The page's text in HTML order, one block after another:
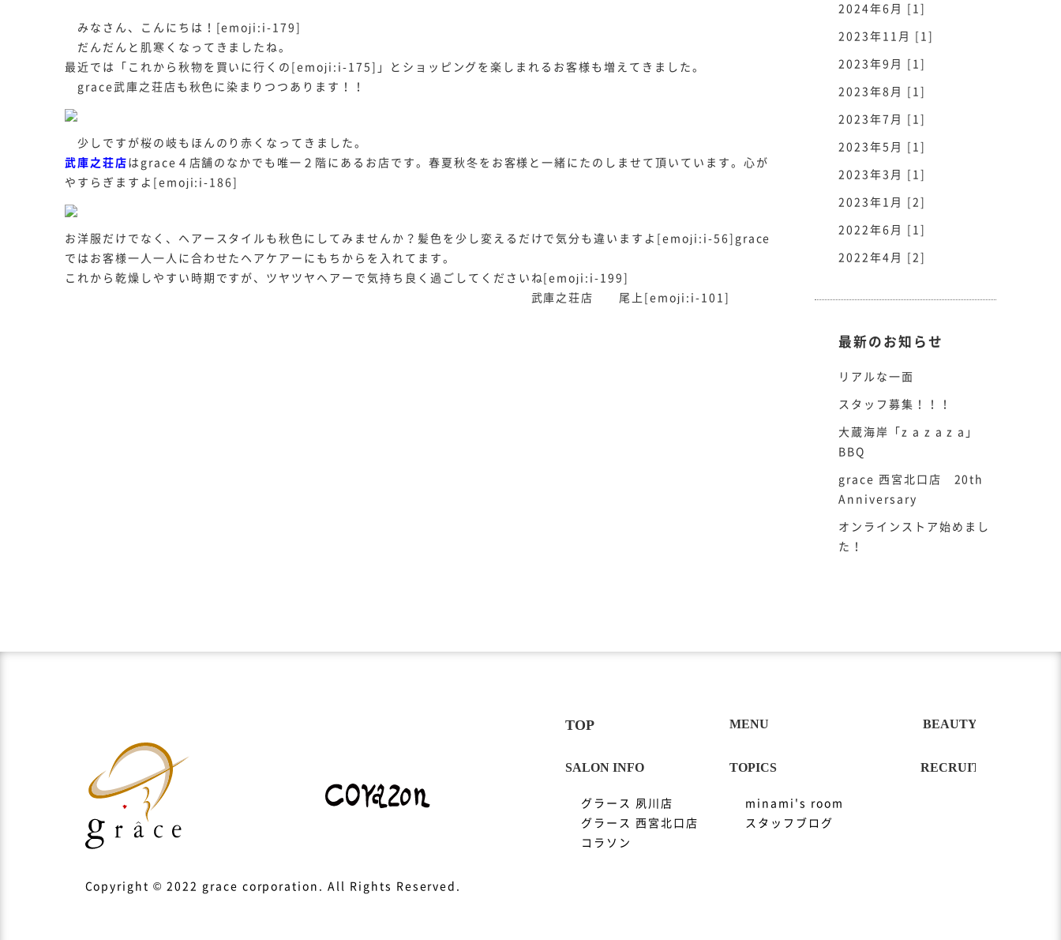
みなさん、こんにちは！[emoji:i-179]
だんだんと肌寒くなってきましたね。
最近では「これから秋物を買いに行くの[emoji:i-175]」とショッピングを楽しまれるお客様も増えてきました。
grace武庫之荘店も秋色に染まりつつあります！！
少しですが桜の岐もほんのり赤くなってきました。
武庫之荘店 はgrace４店舗のなかでも唯一２階にあるお店です。春夏秋冬をお客様と一緒にたのしませて頂いています。心が
やすらぎますよ[emoji:i-186]
お洋服だけでなく、ヘアースタイルも秋色にしてみませんか？髪色を少し変えるだけで気分も違いますよ[emoji:i-56]grace
ではお客様一人一人に合わせたヘアケアーにもちからを入れてます。
これから乾燥しやすい時期ですが、ツヤツヤヘアーで気持ち良く過ごしてくださいね[emoji:i-199]
武庫之荘店 尾上[emoji:i-101]
2024年6月 [1]
2023年11月 [1]
2023年9月 [1]
2023年8月 [1]
2023年7月 [1]
2023年5月 [1]
2023年3月 [1]
2023年1月 [2]
2022年6月 [1]
2022年4月 [2]
最新のお知らせ
リアルな一面
スタッフ募集！！！
大蔵海岸「z a z a z a」
BBQ
grace 西宮北口店 20th
Anniversary
オンラインストア始めまし
た！
グラース 夙川店
グラース 西宮北口店
コラソン
minami's room
スタッフブログ
Copyright © 2022 grace corporation. All Rights Reserved.